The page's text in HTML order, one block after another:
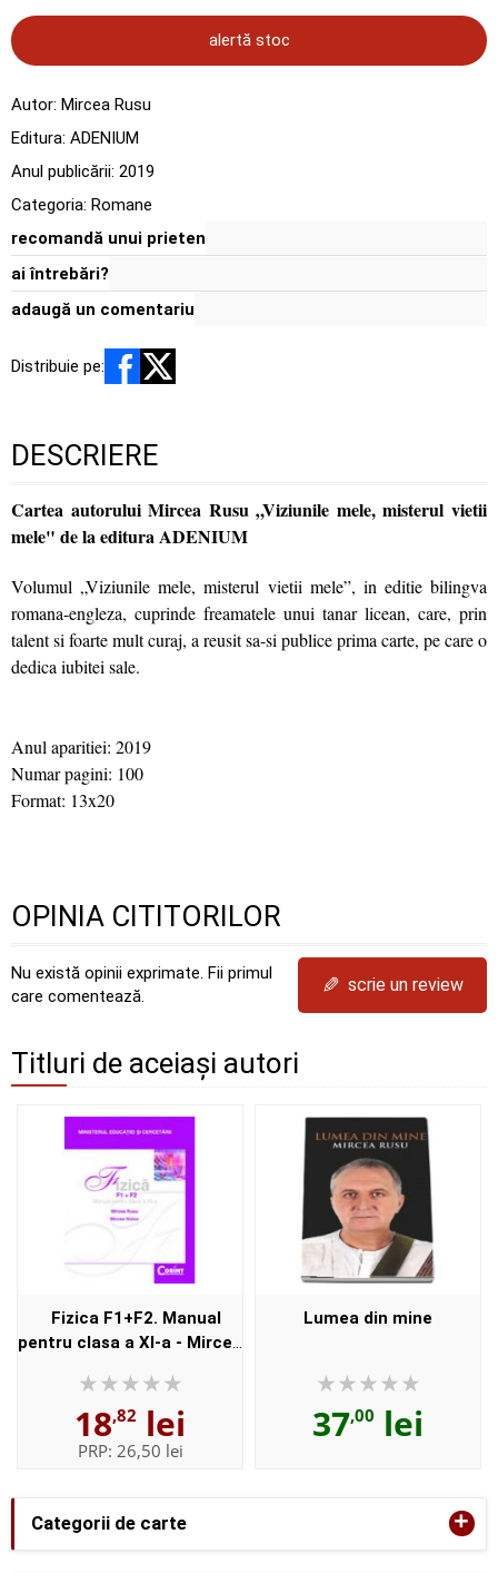
Categorii de carte +
alertă stoc
Autor: Mircea Rusu
Editura: ADENIUM
Anul publicării: 2019
Categoria: Romane
recomandă unui prieten
ai întrebări?
adaugă un comentariu
Distribuie pe:
DESCRIERE
Cartea autorului Mircea Rusu „Viziunile mele, misterul vietii
mele" de la editura ADENIUM
Volumul „Viziunile mele, misterul vietii mele”, in editie bilingva
romana-engleza, cuprinde freamatele unui tanar licean, care, prin
talent si foarte mult curaj, a reusit sa-si publice prima carte, pe care o
dedica iubitei sale.
Anul aparitiei: 2019
Numar pagini: 100
Format: 13x20
OPINIA CITITORILOR
Nu există opinii exprimate. Fii primul
care comentează.
✎ scrie un review
Titluri de aceiași autori
Fizica F1+F2. Manual
pentru clasa a XI-a - Mircea
18,82 lei
PRP: 26,50 lei
Lumea din mine
37,00 lei